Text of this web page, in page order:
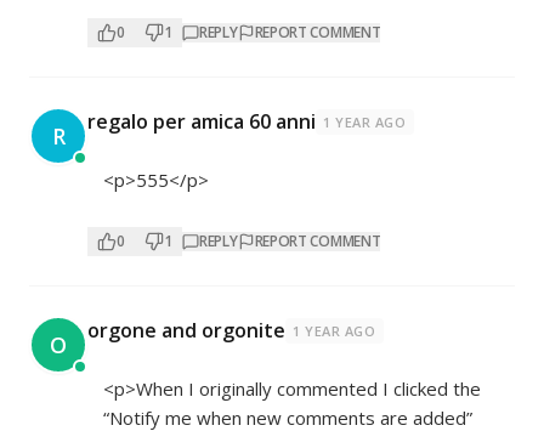
0 1 REPLY REPORT COMMENT
R regalo per amica 60 anni 1 YEAR AGO
<p>555</p>
0 1 REPLY REPORT COMMENT
O orgone and orgonite 1 YEAR AGO
<p>When I originally commented I clicked the
“Notify me when new comments are added”